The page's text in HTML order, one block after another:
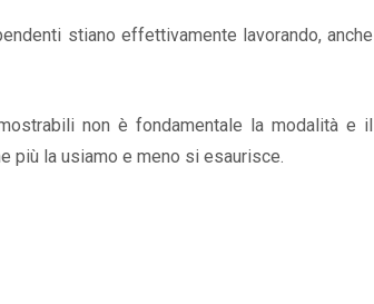
stiano effettivamente lavorando, anche
non è fondamentale la modalità e il
più la usiamo e meno si esaurisce.